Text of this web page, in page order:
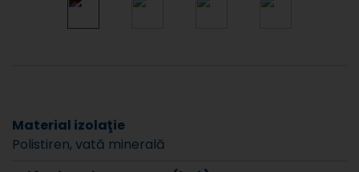
Material izolaţie
Polistiren, vată minerală